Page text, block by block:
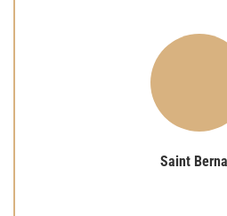
Saint
Saint
approche du texte très
comportant le maximum
Lire plus